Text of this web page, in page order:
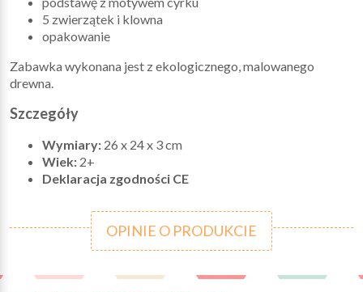
5 zwierzątek i klowna
opakowanie
Zabawka wykonana jest z ekologicznego, malowanego
drewna.
Szczegóły
Wymiary: 26 x 24 x 3 cm
Wiek: 2+
Deklaracja zgodności CE
OPINIE O PRODUKCIE